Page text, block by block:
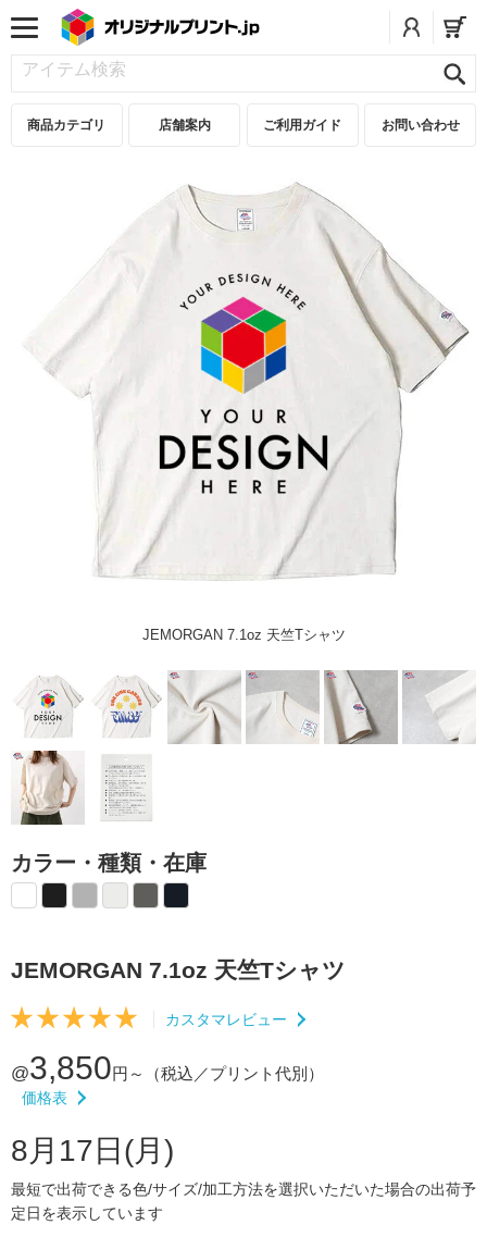
商品カテゴリ 店舗案内 ご利用ガイド お問い合わせ
JEMORGAN 7.1oz 天竺Tシャツ
カラー・種類・在庫
JEMORGAN 7.1oz 天竺Tシャツ
カスタマレビュー
@3,850円～ （税込／プリント代別）
価格表
8月17日(月)
最短で出荷できる色/サイズ/加工方法を選択いただいた場合の出荷予
定日を表示しています